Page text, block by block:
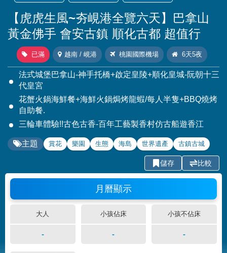
【虎虎生風~夯峴港全覽六天】巴拿山
黃金佛手 會安古鎮 順化古都 超值行
已滿 越南 / 峴港 桃園國際機場 6天5夜
法式城堡巴拿山-神手托橋+啟定皇陵+順化皇城-阮朝十三
代皇宮
花蟹火鍋海鮮餐+海鮮火鍋焗烤龍蝦/每人半隻+BBQ燒烤
自助餐.
三輪車體驗!!古色古香-百年工藝製香村仿古船遊香江
主題 賞花 樂園 生態 海島 世界遺產 古鎮古城
儲存 比較
月曆顯示
大人 小孩佔床 小孩不佔床
- - -